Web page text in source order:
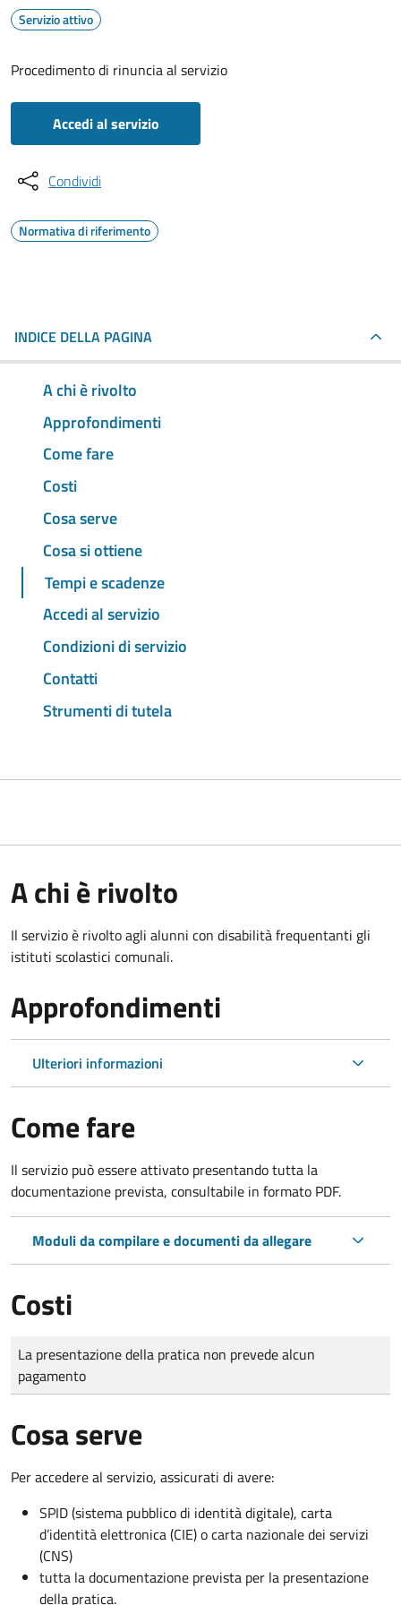
Servizio attivo
Procedimento di rinuncia al servizio
Accedi al servizio
Condividi
Normativa di riferimento
INDICE DELLA PAGINA
A chi è rivolto
Approfondimenti
Come fare
Costi
Cosa serve
Cosa si ottiene
Tempi e scadenze
Accedi al servizio
Condizioni di servizio
Contatti
Strumenti di tutela
A chi è rivolto
Il servizio è rivolto agli alunni con disabilità frequentanti gli
istituti scolastici comunali.
Approfondimenti
Ulteriori informazioni
Come fare
Il servizio può essere attivato presentando tutta la
documentazione prevista, consultabile in formato PDF.
Moduli da compilare e documenti da allegare
Costi
Tipo di pagamento
Importo
La presentazione della pratica non prevede alcun
pagamento
Cosa serve
Per accedere al servizio, assicurati di avere:
SPID (sistema pubblico di identità digitale), carta
d’identità elettronica (CIE) o carta nazionale dei servizi
(CNS)
tutta la documentazione prevista per la presentazione
della pratica.